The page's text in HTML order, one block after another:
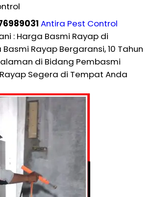
Antira Pest Control
: Harga Basmi Rayap di
Rayap Bergaransi, 10 Tahun
di Bidang Pembasmi
Segera di Tempat Anda